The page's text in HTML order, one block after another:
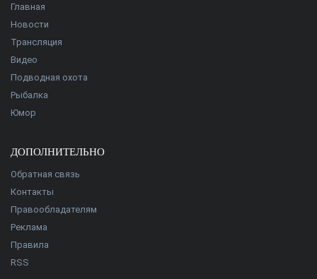
Главная
Новости
Трансляция
Видео
Подводная охота
Рыбалка
Юмор
ДОПОЛНИТЕЛЬНО
Обратная связь
Контакты
Правообладателям
Реклама
Правила
RSS